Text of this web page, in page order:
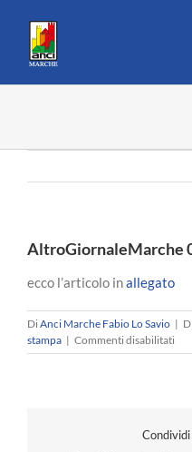
contenuto
AltroGiornaleMarche
ecco l’articolo inallegato
DiAnci Marche Fabio Lo Savio |
stampa | Commenti disabilitatisu